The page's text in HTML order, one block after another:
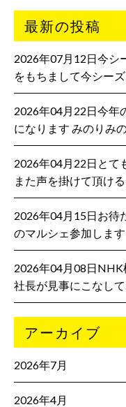
最新の投稿
2026年07月12日今シ
をもちまして今シー
2026年04月22日今年
になります みのりみ
2026年04月22日とて
また声を掛けて頂け
2026年04月15日お待
のマルシェ参加しま
2026年04月08日NHK
社長が見事にこなし
アーカイブ
2026年7月
2026年4月